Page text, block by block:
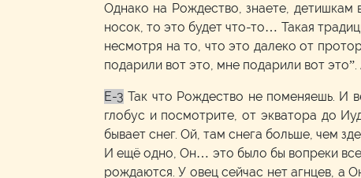
Однако на Рождество, знаете,
носок, то это будет что-то… Такая
несмотря на то, что это далеко от
подарили вот это, мне подарили вот
E-3 Так что Рождество не поменяешь. И
глобус и посмотрите, от экватора до
бывает снег. Ой, там снега больше, чем
И ещё одно, Он… это было бы вопреки
рождаются. У овец сейчас нет агнцев, а